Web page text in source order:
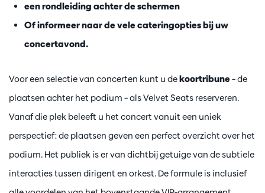
een rondleiding achter de schermen
Of informeer naar de vele cateringopties bij uw
concertavond.
Voor een selectie van concerten kunt u dekoortribune– de
plaatsen achter het podium – als Velvet Seats reserveren.
Vanaf die plek beleeft u het concert vanuit een uniek
perspectief: de plaatsen geven een perfect overzicht over het
podium. Het publiek is er van dichtbij getuige van de subtiele
interacties tussen dirigent en orkest. De formule is inclusief
Inzoomen